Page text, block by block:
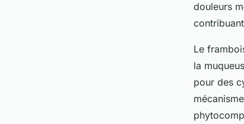
douleurs
Le
la
pour des